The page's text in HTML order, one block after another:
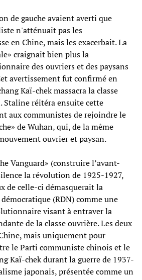
de gauche avaient averti que
n'atténuait pas les
en Chine, mais les exacerbait. La
craignait bien plus la
des ouvriers et des paysans
avertissement fut confirmé en
Kaï-chek massacra la classe
Staline réitéra ensuite cette
aux communistes de rejoindre le
de Wuhan, qui, de la même
ouvrier et paysan.
Vanguard» (construire l’avant-
la révolution de 1925-1927,
de celle-ci démasquerait la
(RDN) comme une
visant à entraver la
de la classe ouvrière. Les deux
mais uniquement pour
le Parti communiste chinois et le
Kaï-chek durant la guerre de 1937-
japonais, présentée comme un